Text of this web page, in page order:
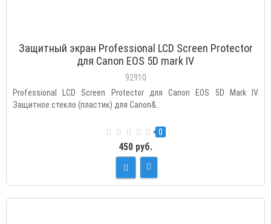
Защитный экран Professional LCD Screen Protector
для Canon EOS 5D mark IV
92910
Professional LCD Screen Protector для Canon EOS 5D Mark IV
Защитное стекло (пластик) для Canon&..
0
450 руб.